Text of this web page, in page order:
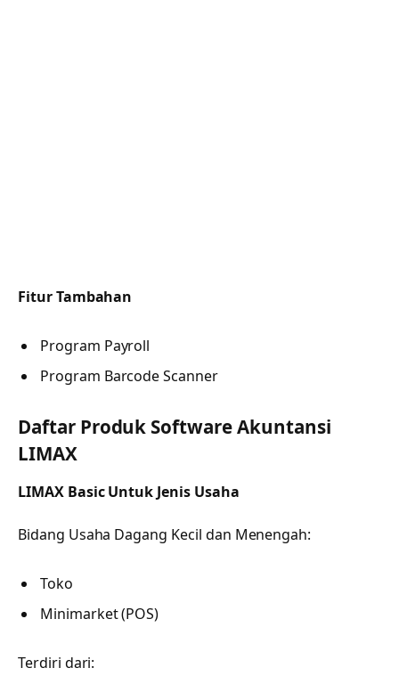
Fitur Tambahan
Program Payroll
Program Barcode Scanner
Daftar Produk Software Akuntansi
LIMAX
LIMAX Basic Untuk Jenis Usaha
Bidang Usaha Dagang Kecil dan Menengah:
Toko
Minimarket (POS)
Terdiri dari: